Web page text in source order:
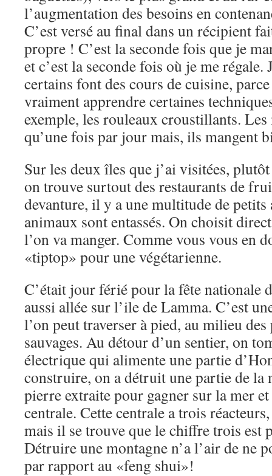
l’augmentation des besoins en
C’est versé au final dans un récipient
propre ! C’est la seconde fois que je
et c’est la seconde fois où je me régale.
certains font des cours de cuisine,
vraiment apprendre certaines
exemple, les rouleaux croustillants.
qu’une fois par jour mais, ils mangent
Sur les deux îles que j’ai visitées,
on trouve surtout des restaurants de
devanture, il y a une multitude de
animaux sont entassés. On choisit
l’on va manger. Comme vous vous en
«tiptop» pour une végétarienne.
C’était jour férié pour la fête nationale
aussi allée sur l’ile de Lamma. C’est
l’on peut traverser à pied, au milieu
sauvages. Au détour d’un sentier, on
électrique qui alimente une partie
construire, on a détruit une partie de la
pierre extraite pour gagner sur la mer
centrale. Cette centrale a trois
mais il se trouve que le chiffre trois est
Détruire une montagne n’a l’air de ne
par rapport au «feng shui»!